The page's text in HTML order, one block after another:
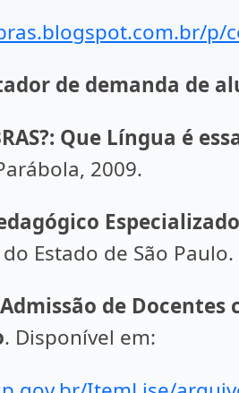
p/
de demanda de
Que Língua é
2009.
Estado de São Paulo.
Admissão de
. Disponível em: